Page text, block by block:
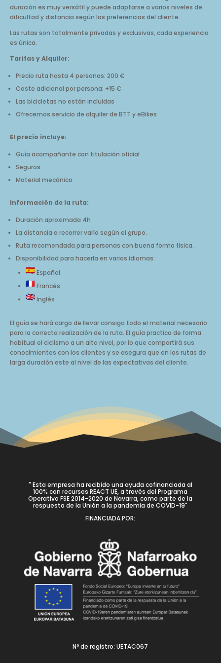
duración es muy versátil y puede adaptarse a varios niveles de
dificultad y distancia según las preferencias del cliente.
Las rutas son totalmente privadas y exclusivas, cada experiencia
es única.
Tarifas y Alquiler:
Precio ruta hasta 4 personas: 200 €
Coste adicional por persona: +15 €
Las bicicletas no están incluidas
Ofrecemos servicio de alquiler de BTT y eBikes
El precio incluye:
Guía acompañante con titulación oficial
Seguros
Material mecánico
Información de la ruta:
Duración aproximada 4h
La distancia a recorrer varía según el grupo.
Ruta recomendada para personas con buena forma física.
Disponibilidad para hacerla en varios idiomas:
Español
Francés
Inglés
El guía se hará cargo de llevar consigo todo el material necesario
para la correcta realización de la ruta. El guía practica de forma
habitual el ciclismo a un alto nivel, por lo que compartirá sus
conocimientos con los clientes y se asegura que en las rutas de
larga duración este al nivel de las expectativas del cliente.
" Esta empresa ha recibido una ayuda cofinanciada al
100% con recursos REACT UE, a través del Programa
Operativo FSE 2014-2020 de Navarra, como parte de la
respuesta de la Unión a la pandemia de COVID-19"
FINANCIADA POR:
Nº de registro: UETAC067